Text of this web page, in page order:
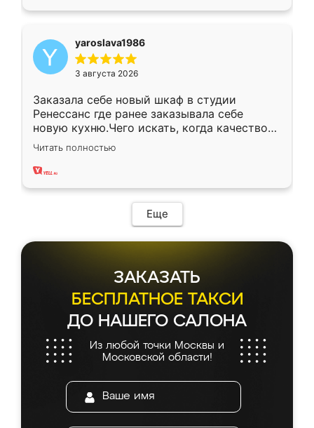
yaroslava1986
3 августа 2026
Заказала себе новый шкаф в студии
Ренессанс где ранее заказывала себе
новую кухню.Чего искать, когда качеством
вполне довольна. Служит кухня уже почти
два года, нареканий нет.
Читать полностью
Еще
ЗАКАЗАТЬ
БЕСПЛАТНОЕ ТАКСИ
ДО НАШЕГО САЛОНА
Из любой точки Москвы и
Московской области!